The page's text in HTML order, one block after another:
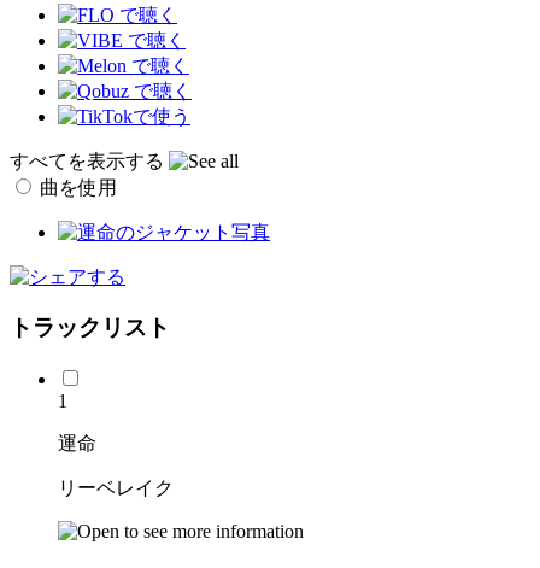
すべてを表示する
曲を使用
トラックリスト
1
運命
リーベレイク